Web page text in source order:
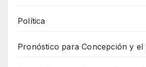
Política
Pronóstico para Concepción y el